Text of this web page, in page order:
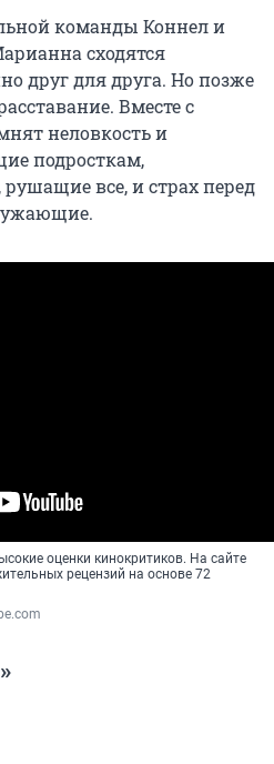
команды Коннел и
сходятся
друг для друга. Но позже
Вместе с
неловкость и
подросткам,
все, и страх перед
оценки кинокритиков. На сайте
рецензий на основе 72